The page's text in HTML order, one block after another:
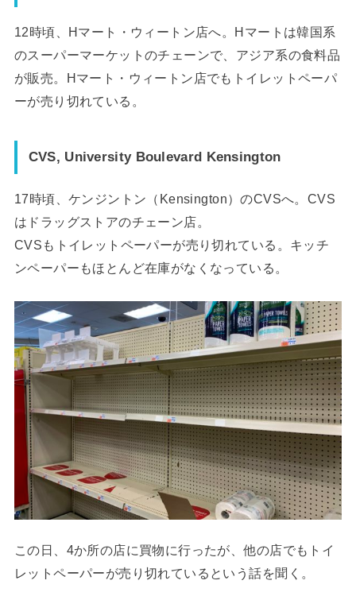
12時頃、Hマート・ウィートン店へ。Hマートは韓国系
のスーパーマーケットのチェーンで、アジア系の食料品
が販売。Hマート・ウィートン店でもトイレットペーパ
ーが売り切れている。
CVS, University Boulevard Kensington
17時頃、ケンジントン（Kensington）のCVSへ。CVS
はドラッグストアのチェーン店。
CVSもトイレットペーパーが売り切れている。キッチ
ンペーパーもほとんど在庫がなくなっている。
この日、4か所の店に買物に行ったが、他の店でもトイ
レットペーパーが売り切れているという話を聞く。